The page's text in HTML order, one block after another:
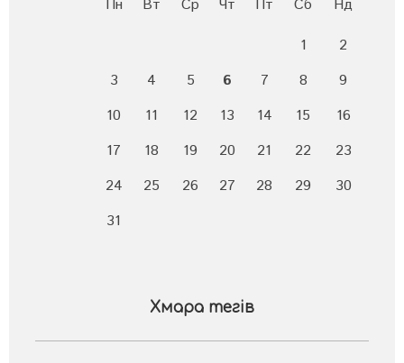
Пн Вт Ср Чт Пт Сб
Нд
1
2
3
4 5 6 7 8
9
10
11 12 13 14 15
16
17
18 19 20 21 22
23
24
25 26 27 28 29
30
31
Хмара тегів